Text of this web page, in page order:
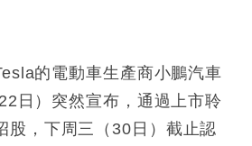
執法人員要求交「保證金」 43歲女子
的電動車生產商小鵬汽車
日）突然宣布，通過上市聆
股，下周三（30日）截止認